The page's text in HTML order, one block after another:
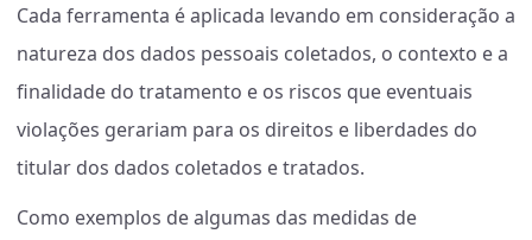
Cada ferramenta é aplicada levando em consideração a
natureza dos dados pessoais coletados, o contexto e a
finalidade do tratamento e os riscos que eventuais
violações gerariam para os direitos e liberdades do
titular dos dados coletados e tratados.
Como exemplos de algumas das medidas de